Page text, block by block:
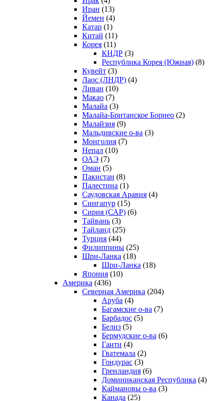
Иран (13)
Йемен (4)
Катар (1)
Китай (11)
Корея (11)
КНДР (3)
Республика Корея (Южная) (8)
Кувейт (3)
Лаос (ЛНДР) (4)
Ливан (10)
Макао (7)
Малайа (3)
Малайа-Британское Борнео (2)
Малайзия (9)
Мальдивские о-ва (3)
Монголия (7)
Непал (10)
ОАЭ (7)
Оман (5)
Пакистан (8)
Палестина (1)
Саудовская Аравия (4)
Сингапур (15)
Сирия (САР) (6)
Тайвань (3)
Тайланд (25)
Турция (44)
Филиппины (25)
Шри-Ланка (18)
Шри-Ланка (18)
Япония (10)
Америка (436)
Северная Америка (204)
Аруба (4)
Багамские о-ва (7)
Барбадос (5)
Белиз (5)
Бермудские о-ва (6)
Гаити (4)
Гватемала (2)
Гондурас (3)
Гренландия (6)
Доминиканская Республика (4)
Каймановы о-ва (3)
Канада (25)